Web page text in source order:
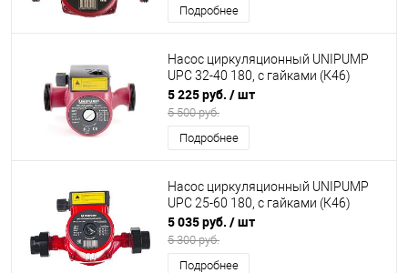
Подробнее
Насос циркуляционный UNIPUMP
UPC 32-40 180, с гайками (К46)
5 225 руб. / шт
5 500 руб.
Подробнее
Насос циркуляционный UNIPUMP
UPC 25-60 180, с гайками (К46)
5 035 руб. / шт
5 300 руб.
Подробнее